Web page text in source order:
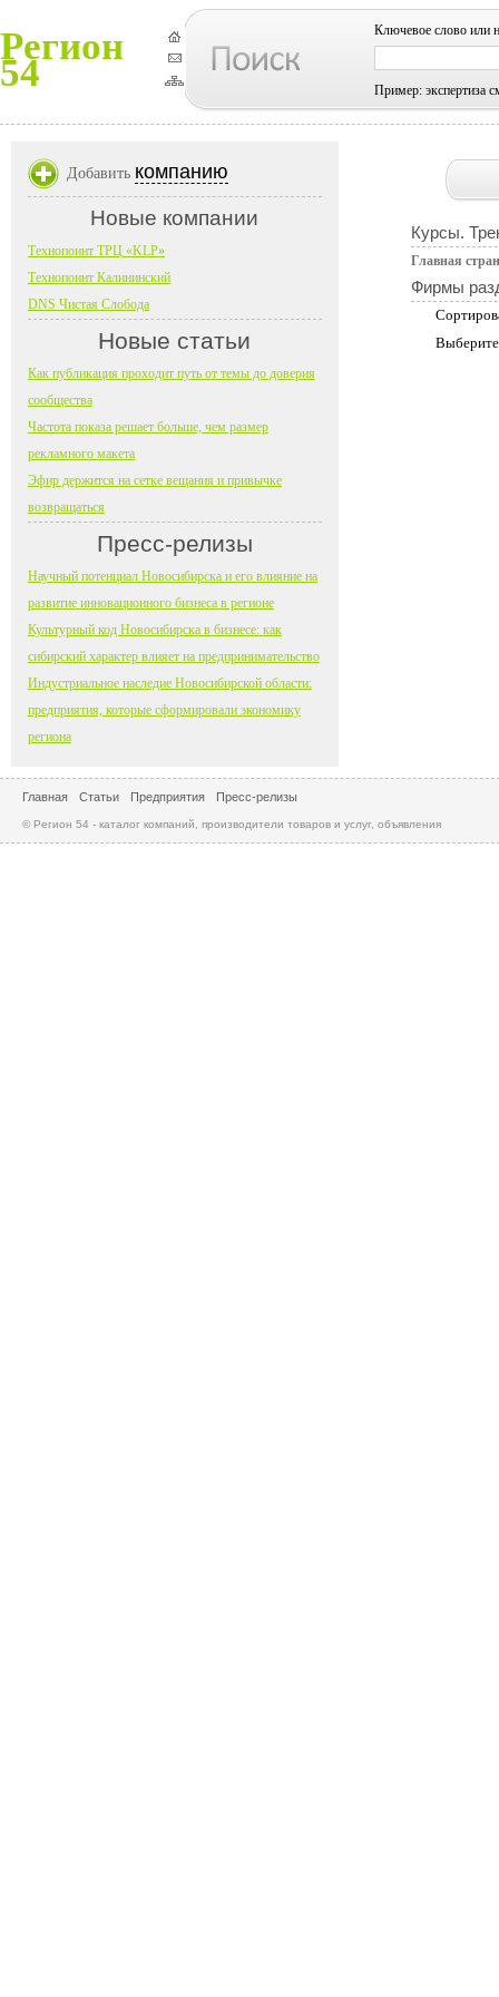
Регион
54
Ключевое слово или
Пример: экспертиза
Курсы.
Главная
Фирмы
Добавить компанию
Новые компании
Технопоинт ТРЦ «KLP»
Технопоинт Калининский
DNS Чистая Слобода
Новые статьи
Как публикация проходит путь от темы до доверия
сообщества
Частота показа решает больше, чем размер
рекламного макета
Эфир держится на сетке вещания и привычке
возвращаться
Пресс-релизы
Научный потенциал Новосибирска и его влияние на
развитие инновационного бизнеса в регионе
Культурный код Новосибирска в бизнесе: как
сибирский характер влияет на предпринимательство
Индустриальное наследие Новосибирской области:
предприятия, которые сформировали экономику
региона
Главная Статьи Предприятия Пресс-релизы
© Регион 54 - каталог компаний, производители товаров и услуг, объявления